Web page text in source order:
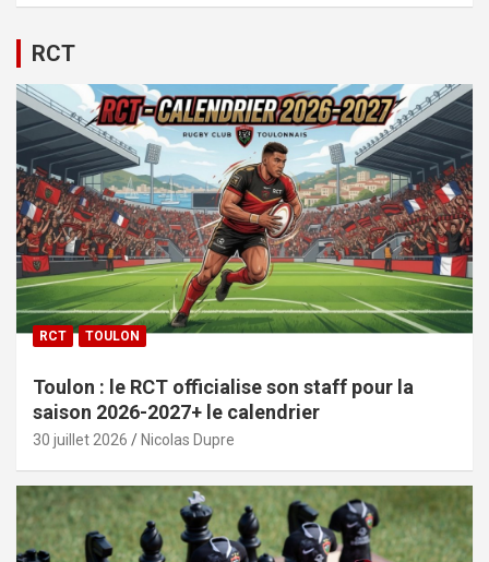
RCT
RCT TOULON
Toulon : le RCT officialise son staff pour la
saison 2026-2027+ le calendrier
30 juillet 2026 Nicolas Dupre